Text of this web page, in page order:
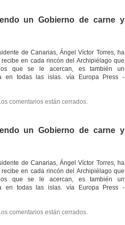
un Gobierno de carne y
de Canarias, Ángel Víctor Torres, ha
en cada rincón del Archipiélago que
que se le acercan, es también un
en todas las islas. vía Europa Press -
comentarios están cerrados.
un Gobierno de carne y
de Canarias, Ángel Víctor Torres, ha
en cada rincón del Archipiélago que
que se le acercan, es también un
en todas las islas. vía Europa Press -
comentarios están cerrados.